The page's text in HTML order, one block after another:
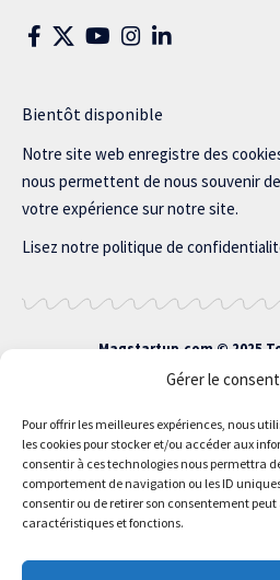
Gérer le
Pour offrir les meilleures expériences, nous
les cookies pour stocker et/ou accéder aux
consentir à ces technologies nous permettra
comportement de navigation ou les ID
consentir ou de retirer son consentement
caractéristiques et fonctions.
Bientôt disponible
Notre site web enregistre des
nous permettent de nous souvenir
votre expérience sur notre site.
Lisez notre politique de
Magstartup.com © 2025